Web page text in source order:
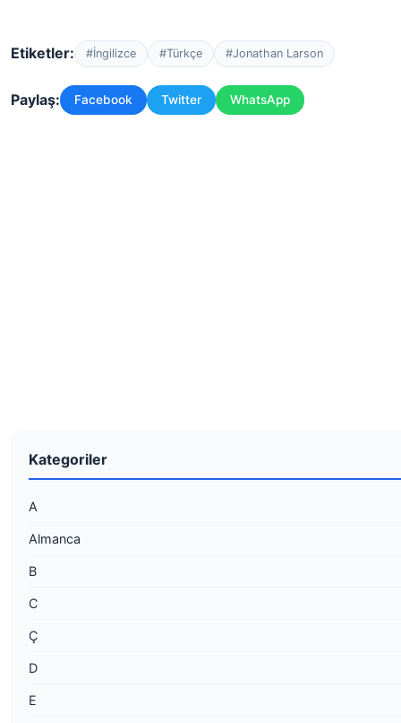
Etiketler: #İngilizce #Türkçe #Jonathan Larson
Paylaş: Facebook Twitter WhatsApp
Kategoriler
A
Almanca
B
C
Ç
D
E